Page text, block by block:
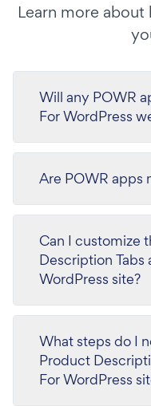
Learn more
Will any POWR
For WordPress
Are POWR apps
Can I customize
Description Tabs
WordPress site?
What steps do I
Product
For WordPress